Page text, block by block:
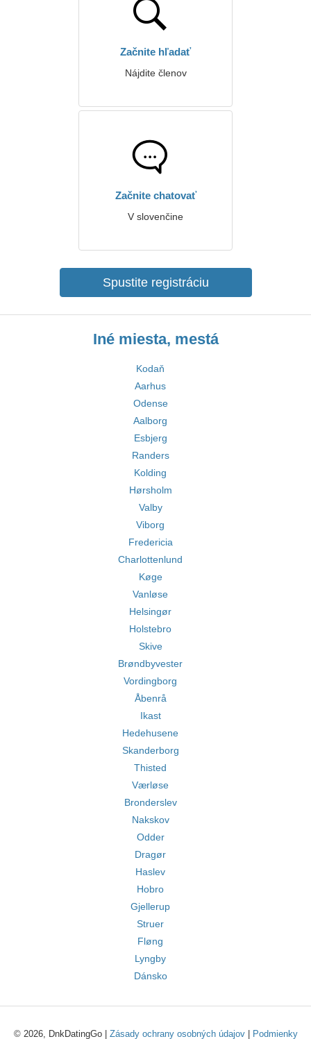
Začnite hľadať
Nájdite členov
Začnite chatovať
V slovenčine
Spustite registráciu
Iné miesta, mestá
Kodaň
Aarhus
Odense
Aalborg
Esbjerg
Randers
Kolding
Hørsholm
Valby
Viborg
Fredericia
Charlottenlund
Køge
Vanløse
Helsingør
Holstebro
Skive
Brøndbyvester
Vordingborg
Åbenrå
Ikast
Hedehusene
Skanderborg
Thisted
Værløse
Bronderslev
Nakskov
Odder
Dragør
Haslev
Hobro
Gjellerup
Struer
Fløng
Lyngby
Dánsko
© 2026, DnkDatingGo | Zásady ochrany osobných údajov| Podmienky